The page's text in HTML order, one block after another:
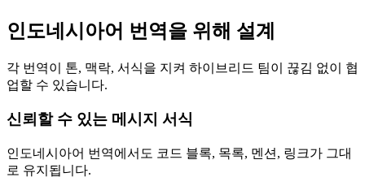
인도네시아어 번역을 위해 설계
각 번역이 톤, 맥락, 서식을 지켜 하이브리드 팀이 끊김 없이 협
업할 수 있습니다.
신뢰할 수 있는 메시지 서식
인도네시아어 번역에서도 코드 블록, 목록, 멘션, 링크가 그대
로 유지됩니다.